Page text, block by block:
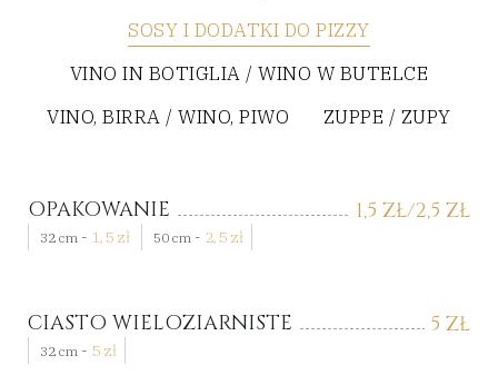
SOSY I DODATKI DO PIZZY
VINO IN BOTIGLIA / WINO W BUTELCE
VINO, BIRRA / WINO, PIWO
ZUPPE / ZUPY
1,5 ZŁ/2,5 ZŁ
OPAKOWANIE
32 cm - 1,5 zł 50 cm - 2,5 zł
5 ZŁ
CIASTO WIELOZIARNISTE
32 cm - 5 zł